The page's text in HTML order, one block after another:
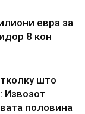
евра за
8 кон
што
Извозот
половина